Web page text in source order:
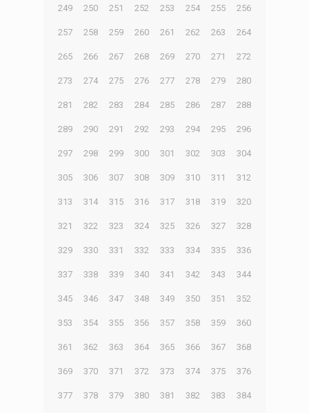
249 250 251 252 253 254 255 256
257 258 259 260 261 262 263 264
265 266 267 268 269 270 271 272
273 274 275 276 277 278 279 280
281 282 283 284 285 286 287 288
289 290 291 292 293 294 295 296
297 298 299 300 301 302 303 304
305 306 307 308 309 310 311 312
313 314 315 316 317 318 319 320
321 322 323 324 325 326 327 328
329 330 331 332 333 334 335 336
337 338 339 340 341 342 343 344
345 346 347 348 349 350 351 352
353 354 355 356 357 358 359 360
361 362 363 364 365 366 367 368
369 370 371 372 373 374 375 376
377 378 379 380 381 382 383 384